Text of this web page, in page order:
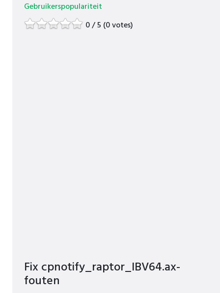
Gebruikerspopulariteit
0 / 5 (0 votes)
Fix cpnotify_raptor_IBV64.ax-
fouten